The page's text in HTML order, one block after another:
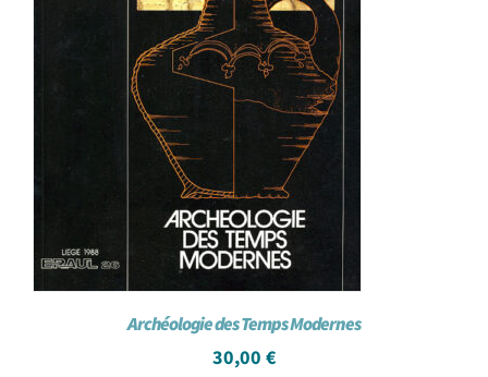
Archéologie des Temps Modernes
30,00 €